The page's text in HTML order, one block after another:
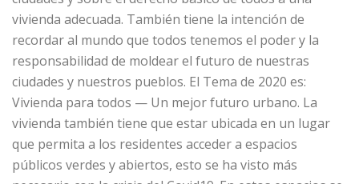
vivienda adecuada. También tiene la intención de
recordar al mundo que todos tenemos el poder y la
responsabilidad de moldear el futuro de nuestras
ciudades y nuestros pueblos. El Tema de 2020 es:
Vivienda para todos — Un mejor futuro urbano. La
vivienda también tiene que estar ubicada en un lugar
que permita a los residentes acceder a espacios
públicos verdes y abiertos, esto se ha visto más